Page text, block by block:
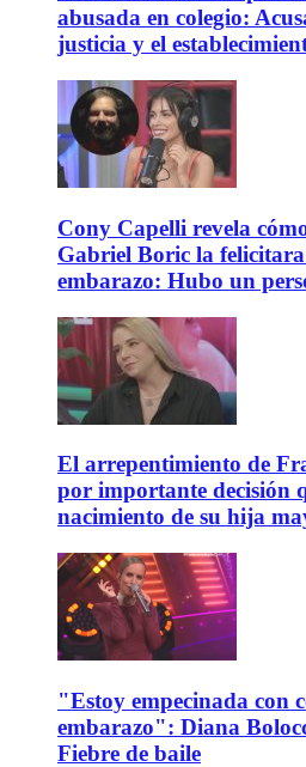
abusada en colegio:
justicia y el
Cony Capelli revela
Gabriel Boric la
embarazo: Hubo un
El arrepentimiento de
por importante decisión
nacimiento de su hija
"Estoy empecinada con
embarazo": Diana
Fiebre de baile